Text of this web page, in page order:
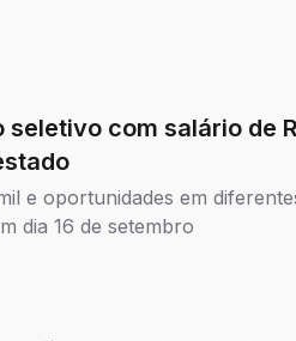
com salário de
e oportunidades em
dia 16 de setembro